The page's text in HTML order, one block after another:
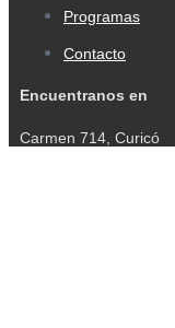
Programas
Contacto
Encuentranos en
Carmen 714, Curicó